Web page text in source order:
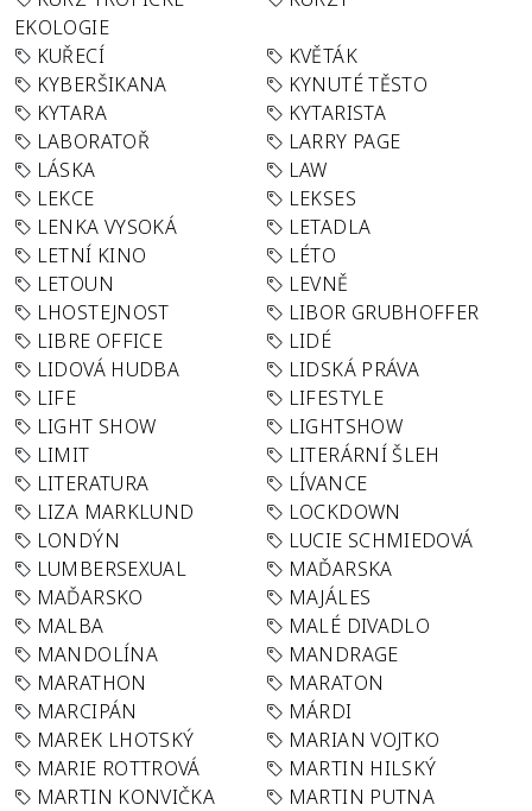
EKOLOGIE
KUŘECÍ
KVĚTÁK
KYBERŠIKANA
KYNUTÉ TĚSTO
KYTARA
KYTARISTA
LABORATOŘ
LARRY PAGE
LÁSKA
LAW
LEKCE
LEKSES
LENKA VYSOKÁ
LETADLA
LETNÍ KINO
LÉTO
LETOUN
LEVNĚ
LHOSTEJNOST
LIBOR GRUBHOFFER
LIBRE OFFICE
LIDÉ
LIDOVÁ HUDBA
LIDSKÁ PRÁVA
LIFE
LIFESTYLE
LIGHT SHOW
LIGHTSHOW
LIMIT
LITERÁRNÍ ŠLEH
LITERATURA
LÍVANCE
LIZA MARKLUND
LOCKDOWN
LONDÝN
LUCIE SCHMIEDOVÁ
LUMBERSEXUAL
MAĎARSKA
MAĎARSKO
MAJÁLES
MALBA
MALÉ DIVADLO
MANDOLÍNA
MANDRAGE
MARATHON
MARATON
MARCIPÁN
MÁRDI
MAREK LHOTSKÝ
MARIAN VOJTKO
MARIE ROTTROVÁ
MARTIN HILSKÝ
MARTIN KONVIČKA
MARTIN PUTNA